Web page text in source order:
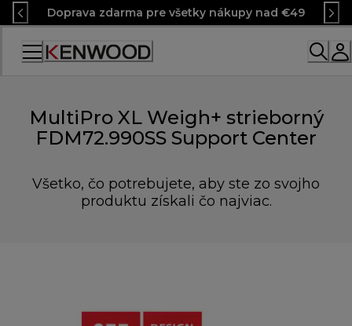
Skip
to
Content
Doprava zdarma pre všetky nákupy nad €49
MultiPro XL Weigh+ strieborný
FDM72.990SS Support Center
Všetko, čo potrebujete, aby ste zo svojho
produktu získali čo najviac.